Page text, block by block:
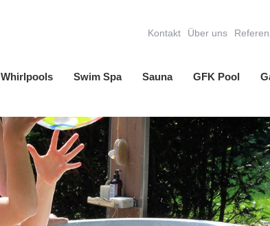
Whirlpools Swim Spa Sauna GFK Pool
Kontakt Über uns